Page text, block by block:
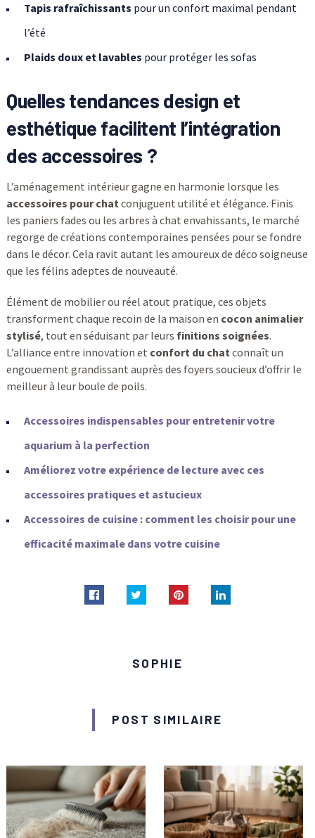
Tapis rafraîchissants pour un confort maximal pendant
l’été
Plaids doux et lavables pour protéger les sofas
Quelles tendances design et
esthétique facilitent l’intégration
des accessoires ?
L’aménagement intérieur gagne en harmonie lorsque les
accessoires pour chatconjuguent utilité et élégance. Finis
les paniers fades ou les arbres à chat envahissants, le marché
regorge de créations contemporaines pensées pour se fondre
dans le décor. Cela ravit autant les amoureux de déco soigneuse
que les félins adeptes de nouveauté.
Élément de mobilier ou réel atout pratique, ces objets
transforment chaque recoin de la maison en cocon animalier
stylisé, tout en séduisant par leurs finitions soignées.
L’alliance entre innovation et confort du chatconnaît un
engouement grandissant auprès des foyers soucieux d’offrir le
meilleur à leur boule de poils.
Accessoires indispensables pour entretenir votre
aquarium à la perfection
Améliorez votre expérience de lecture avec ces
accessoires pratiques et astucieux
Accessoires de cuisine : comment les choisir pour une
efficacité maximale dans votre cuisine
SOPHIE
POST SIMILAIRE